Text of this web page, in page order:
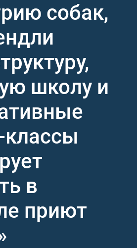
собак,
школу и
классы
в
приют